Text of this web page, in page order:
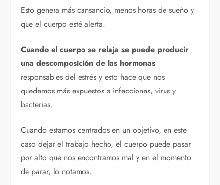
Esto genera más cansancio, menos horas de sueño y
que el cuerpo esté alerta.
Cuando el cuerpo se relaja se puede producir
una descomposición de las hormonas
responsables del estrés y esto hace que nos
quedemos más expuestos a infecciones, virus y
bacterias.
Cuando estamos centrados en un objetivo, en este
caso dejar el trabajo hecho, el cuerpo puede pasar
por alto que nos encontramos mal y en el momento
de parar, lo notamos.